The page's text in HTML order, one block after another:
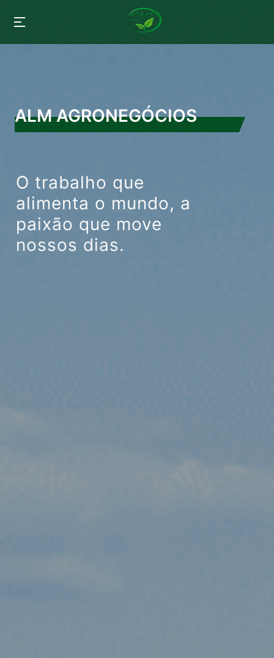
ALM AGRONEGÓCIOS
O trabalho que
alimenta o mundo, a
paixão que move
nossos dias.